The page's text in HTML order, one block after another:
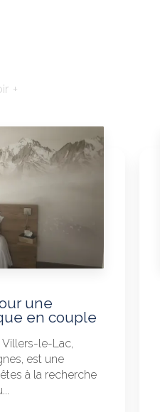
+
une
en couple
le-Lac,
est une
à la recherche